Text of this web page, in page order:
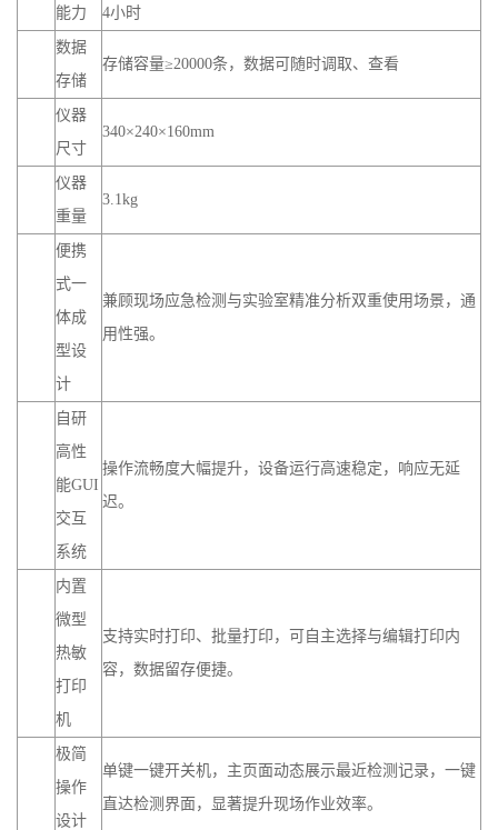
能力 4小时
数据
存储
存储容量≥20000条，数据可随时调取、查看
仪器
尺寸
340×240×160mm
仪器
重量
3.1kg
便携
式一
体成
型设
计
兼顾现场应急检测与实验室精准分析双重使用场景，通
用性强。
自研
高性
能GUI
交互
系统
操作流畅度大幅提升，设备运行高速稳定，响应无延
迟。
内置
微型
热敏
打印
机
支持实时打印、批量打印，可自主选择与编辑打印内
容，数据留存便捷。
极简
操作
设计
单键一键开关机，主页面动态展示最近检测记录，一键
直达检测界面，显著提升现场作业效率。